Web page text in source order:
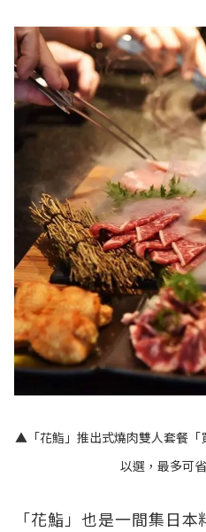
▲「花鮨」推出式燒肉雙人套餐「
以選，最多可
「花鮨」也是一間集日